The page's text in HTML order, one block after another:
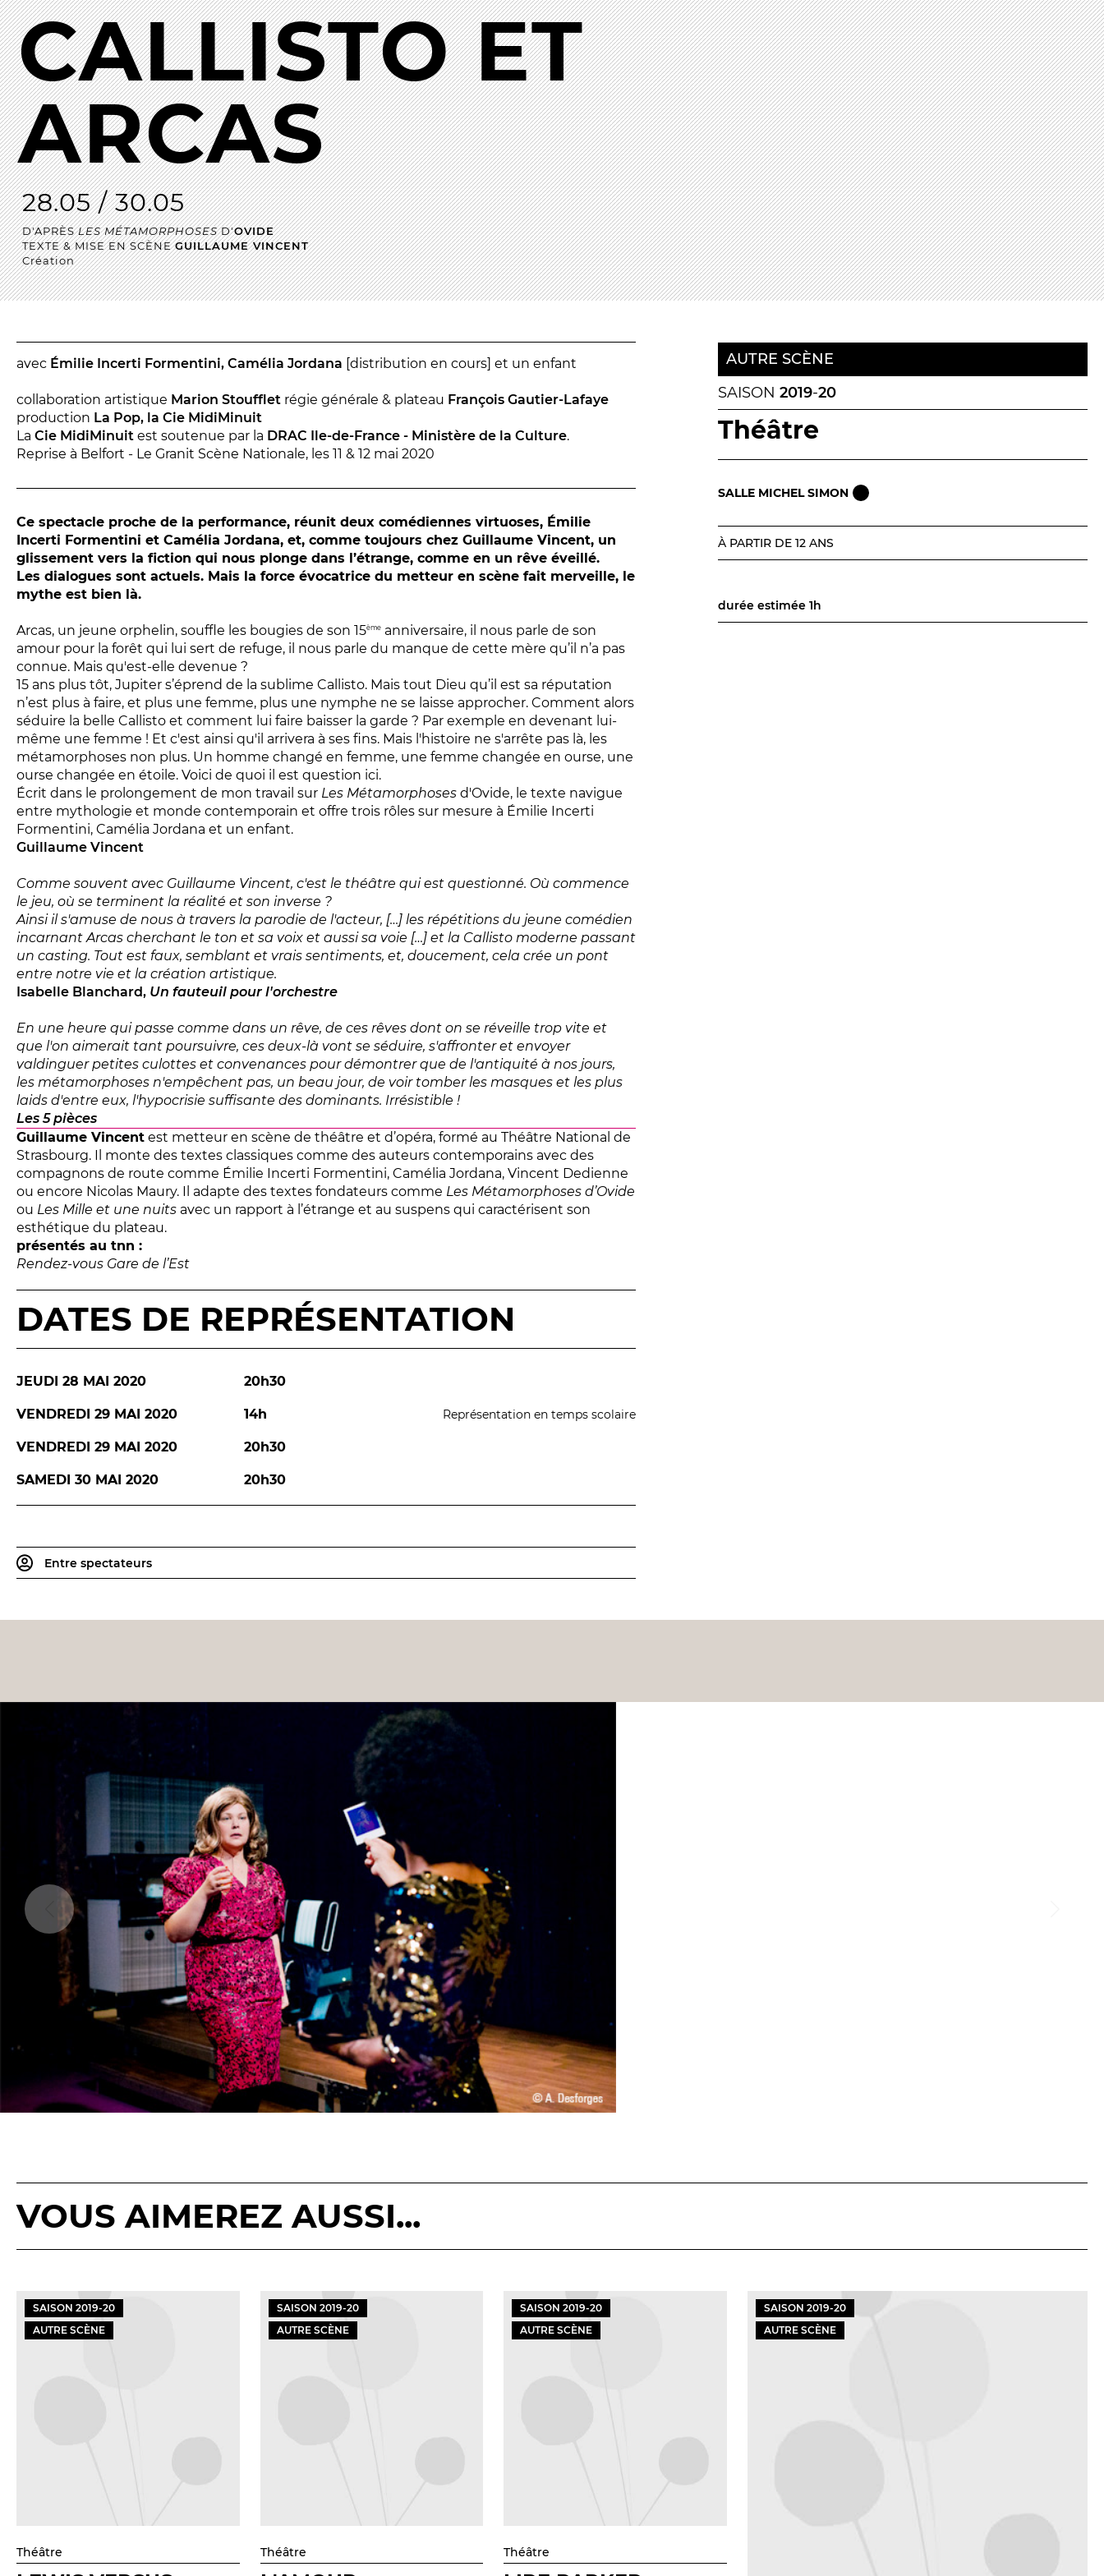
Les Procès du samedi
Les Jeudis littéraires
Le Comité de lecture
LES TEMPS FORTS
Les Contes d’apéro
Festival de Magie
Festival de Tragédies
En situation de handicap
PRATIQUEZ...
Nissa Slam
Le Lab'Oratoire[cours d’oralité]
À Voix haute ·cours [8-14 ans]
LES ACTIONS PÉDAGOGIQUES
Lettres à... [8eédition]
Les Spectacles itinérants
Moulins en scène
Autour des spectacles
LA CUISINE
BILLETTERIE
Accueil & horaires
Tarifs, abonnements & places à
l’unité
Entre spectateurs
Espace relais
Newsletter
Abonnez-vous en ligne
Billetterie en ligne
contact@theatredenice.org
CALLISTO ET
ARCAS
28.05 / 30.05
D'APRÈSLES MÉTAMORPHOSESD'OVIDE
TEXTE & MISE EN SCÈNEGUILLAUME VINCENT
Création
avec Émilie Incerti Formentini, Camélia Jordana [distribution en cours] et un enfant
collaboration artistique Marion Stoufflet régie générale & plateau François Gautier-Lafaye
production La Pop, la Cie MidiMinuit
La Cie MidiMinuit est soutenue par la DRAC Ile-de-France - Ministère de la Culture.
Reprise à Belfort - Le Granit Scène Nationale, les 11 & 12 mai 2020
Ce spectacle proche de la performance, réunit deux comédiennes virtuoses, Émilie
Incerti Formentini et Camélia Jordana, et, comme toujours chez Guillaume Vincent, un
glissement vers la fiction qui nous plonge dans l’étrange, comme en un rêve éveillé.
Les dialogues sont actuels. Mais la force évocatrice du metteur en scène fait merveille, le
mythe est bien là.
Arcas, un jeune orphelin, souffle les bougies de son 15ème anniversaire, il nous parle de son
amour pour la forêt qui lui sert de refuge, il nous parle du manque de cette mère qu’il n’a pas
connue. Mais qu'est-elle devenue ?
15 ans plus tôt, Jupiter s’éprend de la sublime Callisto. Mais tout Dieu qu’il est sa réputation
n’est plus à faire, et plus une femme, plus une nymphe ne se laisse approcher. Comment alors
séduire la belle Callisto et comment lui faire baisser la garde ? Par exemple en devenant lui-
même une femme ! Et c'est ainsi qu'il arrivera à ses fins. Mais l'histoire ne s'arrête pas là, les
métamorphoses non plus. Un homme changé en femme, une femme changée en ourse, une
ourse changée en étoile. Voici de quoi il est question ici.
Écrit dans le prolongement de mon travail sur Les Métamorphoses d'Ovide, le texte navigue
entre mythologie et monde contemporain et offre trois rôles sur mesure à Émilie Incerti
Formentini, Camélia Jordana et un enfant.
Guillaume Vincent
Comme souvent avec Guillaume Vincent, c'est le théâtre qui est questionné. Où commence
le jeu, où se terminent la réalité et son inverse ?
Ainsi il s'amuse de nous à travers la parodie de l'acteur, […] les répétitions du jeune comédien
incarnant Arcas cherchant le ton et sa voix et aussi sa voie […] et la Callisto moderne passant
un casting. Tout est faux, semblant et vrais sentiments, et, doucement, cela crée un pont
entre notre vie et la création artistique.
Isabelle Blanchard, Un fauteuil pour l'orchestre
En une heure qui passe comme dans un rêve, de ces rêves dont on se réveille trop vite et
que l'on aimerait tant poursuivre, ces deux-là vont se séduire, s'affronter et envoyer
valdinguer petites culottes et convenances pour démontrer que de l'antiquité à nos jours,
les métamorphoses n'empêchent pas, un beau jour, de voir tomber les masques et les plus
laids d'entre eux, l'hypocrisie suffisante des dominants. Irrésistible !
Les 5 pièces
Guillaume Vincent est metteur en scène de théâtre et d’opéra, formé au Théâtre National de
Strasbourg. Il monte des textes classiques comme des auteurs contemporains avec des
compagnons de route comme Émilie Incerti Formentini, Camélia Jordana, Vincent Dedienne
ou encore Nicolas Maury. Il adapte des textes fondateurs comme Les Métamorphoses d’Ovide
ou Les Mille et une nuits avec un rapport à l’étrange et au suspens qui caractérisent son
esthétique du plateau.
présentés au tnn :
Rendez-vous Gare de l’Est
DATES DE REPRÉSENTATION
JEUDI 28 MAI 2020 20h30
VENDREDI 29 MAI 2020 14h Représentation en temps scolaire
VENDREDI 29 MAI 2020 20h30
SAMEDI 30 MAI 2020 20h30
Entre spectateurs
AUTRE SCÈNE
SAISON 2019-20
Théâtre
SALLE MICHEL SIMON
À PARTIR DE 12 ANS
durée estimée 1h
VOUS AIMEREZ AUSSI...
SAISON 2019-20
AUTRE SCÈNE
Théâtre
SAISON 2019-20
AUTRE SCÈNE
Théâtre
SAISON2019-20
AUTRE SCÈNE
Théâtre
SAISON 2019-20
AUTRE SCÈNE